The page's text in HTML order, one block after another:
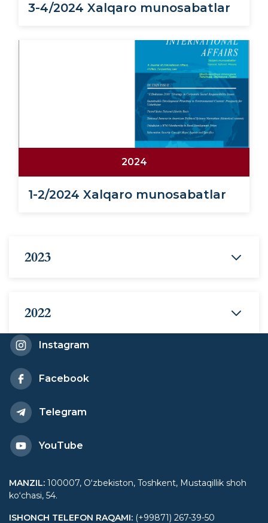
3-4/2024 Xalqaro munosabatlar
2024
1-2/2024 Xalqaro munosabatlar
2023
2022
Instagram
Facebook
Telegram
YouTube
MANZIL: 100007, Oʻzbekiston, Toshkent, Mustaqillik shoh
koʻchasi, 54.
ISHONCH TELEFON RAQAMI: (+99871) 267-39-50